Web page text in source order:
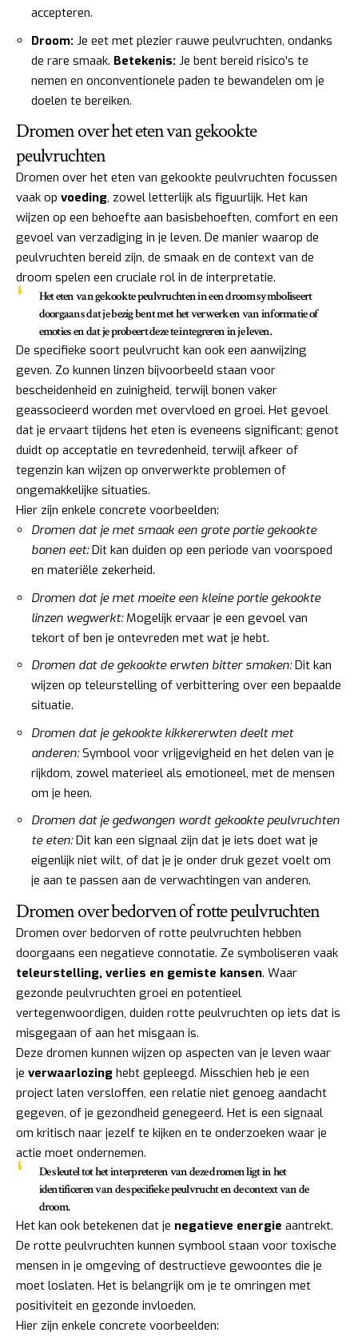
accepteren.
Droom: Je eet met plezier rauwe peulvruchten, ondanks
de rare smaak. Betekenis: Je bent bereid risico’s te
nemen en onconventionele paden te bewandelen om je
doelen te bereiken.
Dromen over het eten van gekookte
peulvruchten
Dromen over het eten van gekookte peulvruchten focussen
vaak op voeding, zowel letterlijk als figuurlijk. Het kan
wijzen op een behoefte aan basisbehoeften, comfort en een
gevoel van verzadiging in je leven. De manier waarop de
peulvruchten bereid zijn, de smaak en de context van de
droom spelen een cruciale rol in de interpretatie.
Het eten van gekookte peulvruchten in een droom symboliseert
doorgaans dat je bezig bent met het verwerken van informatie of
emoties en dat je probeert deze te integreren in je leven.
De specifieke soort peulvrucht kan ook een aanwijzing
geven. Zo kunnen linzen bijvoorbeeld staan voor
bescheidenheid en zuinigheid, terwijl bonen vaker
geassocieerd worden met overvloed en groei. Het gevoel
dat je ervaart tijdens het eten is eveneens significant; genot
duidt op acceptatie en tevredenheid, terwijl afkeer of
tegenzin kan wijzen op onverwerkte problemen of
ongemakkelijke situaties.
Hier zijn enkele concrete voorbeelden:
Dromen dat je met smaak een grote portie gekookte
bonen eet:Dit kan duiden op een periode van voorspoed
en materiële zekerheid.
Dromen dat je met moeite een kleine portie gekookte
linzen wegwerkt:Mogelijk ervaar je een gevoel van
tekort of ben je ontevreden met wat je hebt.
Dromen dat de gekookte erwten bitter smaken:Dit kan
wijzen op teleurstelling of verbittering over een bepaalde
situatie.
Dromen dat je gekookte kikkererwten deelt met
anderen:Symbool voor vrijgevigheid en het delen van je
rijkdom, zowel materieel als emotioneel, met de mensen
om je heen.
Dromen dat je gedwongen wordt gekookte peulvruchten
te eten:Dit kan een signaal zijn dat je iets doet wat je
eigenlijk niet wilt, of dat je je onder druk gezet voelt om
je aan te passen aan de verwachtingen van anderen.
Dromen over bedorven of rotte peulvruchten
Dromen over bedorven of rotte peulvruchten hebben
doorgaans een negatieve connotatie. Ze symboliseren vaak
teleurstelling, verlies en gemiste kansen. Waar
gezonde peulvruchten groei en potentieel
vertegenwoordigen, duiden rotte peulvruchten op iets dat is
misgegaan of aan het misgaan is.
Deze dromen kunnen wijzen op aspecten van je leven waar
je verwaarlozing hebt gepleegd. Misschien heb je een
project laten versloffen, een relatie niet genoeg aandacht
gegeven, of je gezondheid genegeerd. Het is een signaal
om kritisch naar jezelf te kijken en te onderzoeken waar je
actie moet ondernemen.
De sleutel tot het interpreteren van deze dromen ligt in het
identificeren van de specifieke peulvrucht en de context van de
droom.
Het kan ook betekenen dat je negatieve energie aantrekt.
De rotte peulvruchten kunnen symbool staan voor toxische
mensen in je omgeving of destructieve gewoontes die je
moet loslaten. Het is belangrijk om je te omringen met
positiviteit en gezonde invloeden.
Hier zijn enkele concrete voorbeelden: